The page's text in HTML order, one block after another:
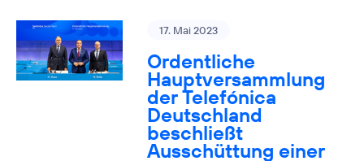
17. Mai 2023
Ordentliche
Hauptversammlung
der Telefónica
Deutschland
beschließt
Ausschüttung einer